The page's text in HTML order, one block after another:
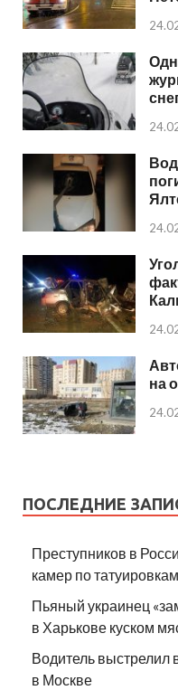
на
ПОСЛЕДНИЕ
Преступников в
камер по
Пьяный украинец
в Харькове куском
Водитель выстрелил
в Москве